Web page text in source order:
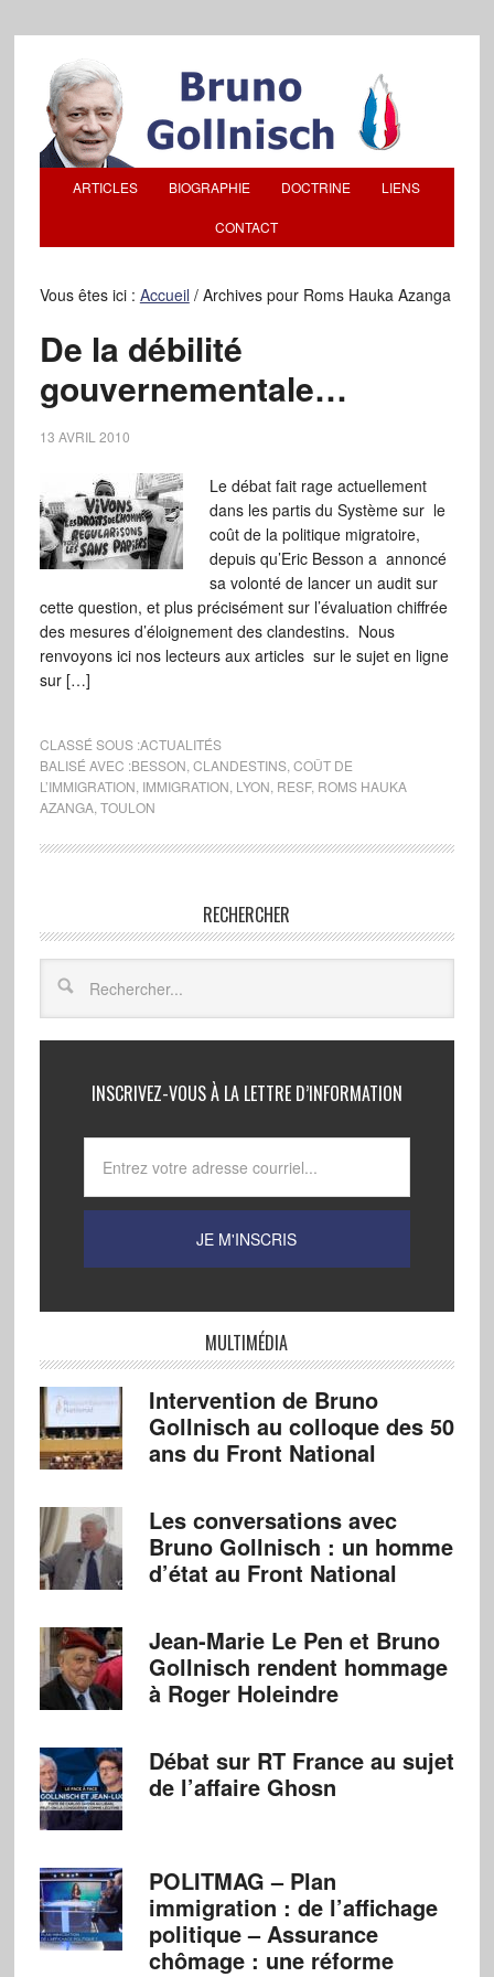
ARTICLES BIOGRAPHIE DOCTRINE LIENS
CONTACT
Vous êtes ici : Accueil /Archives pour Roms Hauka Azanga
De la débilité
gouvernementale…
13 AVRIL 2010
Le débat fait rage actuellement
dans les partis du Système sur le
coût de la politique migratoire,
depuis qu’Eric Besson a annoncé
sa volonté de lancer un audit sur
cette question, et plus précisément sur l’évaluation chiffrée
des mesures d’éloignement des clandestins. Nous
renvoyons ici nos lecteurs aux articles sur le sujet en ligne
sur […]
CLASSÉ SOUS :ACTUALITÉS
BALISÉ AVEC :BESSON CLANDESTINS, COÛT DE
L’IMMIGRATION IMMIGRATION LYON RESF, ROMS HAUKA
AZANGA, TOULON
RECHERCHER
INSCRIVEZ-VOUS À LA LETTRE D’INFORMATION
MULTIMÉDIA
Intervention de Bruno
Gollnisch au colloque des 50
ans du Front National
Les conversations avec
Bruno Gollnisch : un homme
d’état au Front National
Jean-Marie Le Pen et Bruno
Gollnisch rendent hommage
à Roger Holeindre
Débat sur RT France au sujet
de l’affaire Ghosn
POLITMAG – Plan
immigration : de l’affichage
politique – Assurance
chômage : une réforme